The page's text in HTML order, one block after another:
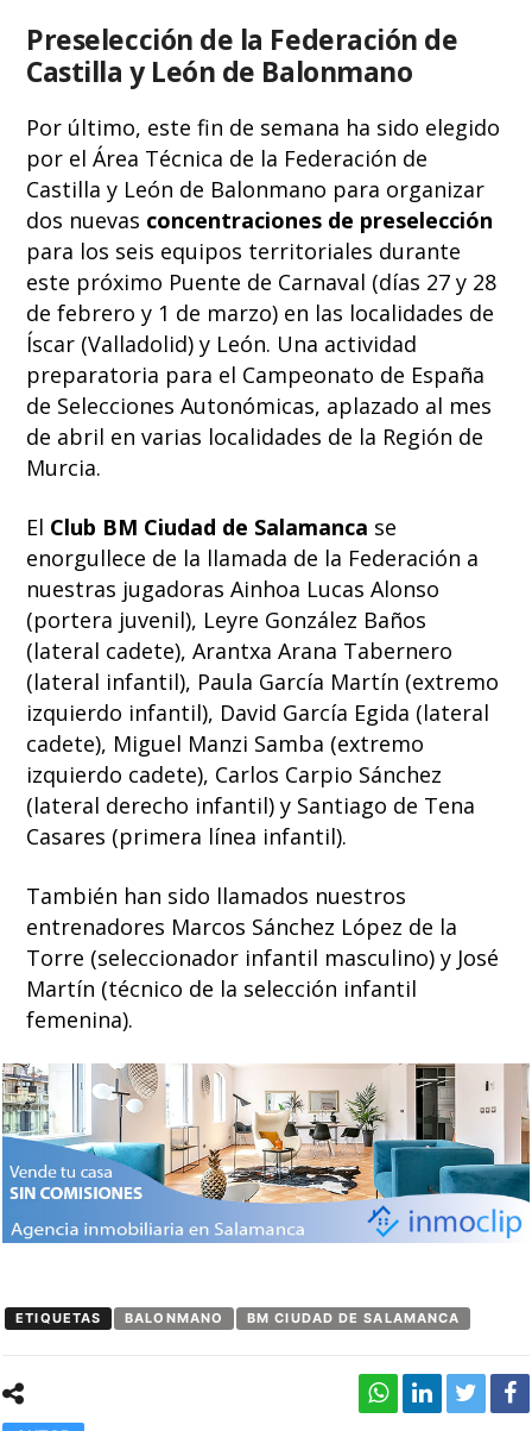
Preselección de la Federación de
Castilla y León de Balonmano
Por último, este fin de semana ha sido elegido
por el Área Técnica de la Federación de
Castilla y León de Balonmano para organizar
dos nuevas concentraciones de preselección
para los seis equipos territoriales durante
este próximo Puente de Carnaval (días 27 y 28
de febrero y 1 de marzo) en las localidades de
Íscar (Valladolid) y León. Una actividad
preparatoria para el Campeonato de España
de Selecciones Autonómicas, aplazado al mes
de abril en varias localidades de la Región de
Murcia.
El Club BM Ciudad de Salamanca se
enorgullece de la llamada de la Federación a
nuestras jugadoras Ainhoa Lucas Alonso
(portera juvenil), Leyre González Baños
(lateral cadete), Arantxa Arana Tabernero
(lateral infantil), Paula García Martín (extremo
izquierdo infantil), David García Egida (lateral
cadete), Miguel Manzi Samba (extremo
izquierdo cadete), Carlos Carpio Sánchez
(lateral derecho infantil) y Santiago de Tena
Casares (primera línea infantil).
También han sido llamados nuestros
entrenadores Marcos Sánchez López de la
Torre (seleccionador infantil masculino) y José
Martín (técnico de la selección infantil
femenina).
ETIQUETAS BALONMANO BM CIUDAD DE SALAMANCA